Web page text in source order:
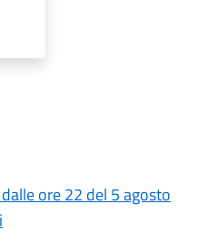
ore 22 del 5 agosto